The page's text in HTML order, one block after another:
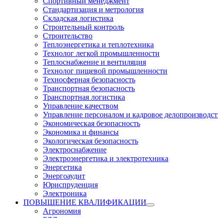
Стандартизация и метрология
Складская логистика
Строительный контроль
Строительство
Теплоэнергетика и теплотехника
Технолог легкой промышленности
Теплоснабжение и вентиляция
Технолог пищевой промышленности
Техносферная безопасность
Транспортная безопасность
Транспортная логистика
Управление качеством
Управление персоналом и кадровое
Экономическая безопасность
Экономика и финансы
Экологическая безопасность
Электроснабжение
Электроэнергетика и электротехника
Энергетика
Энергоаудит
Юриспруденция
Электроника
ПОВЫШЕНИЕ КВАЛИФИКАЦИИ
Агрономия